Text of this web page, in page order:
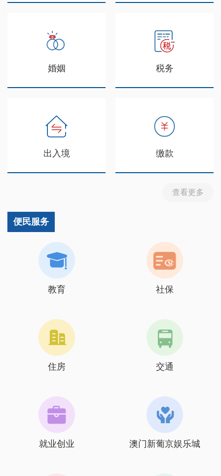
婚姻 税务
出入境 缴款
查看更多
便民服务
教育 社保
住房 交通
就业创业 澳门新葡京娱乐城